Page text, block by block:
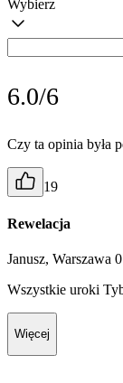
Wybierz
6.0/6
Czy ta opinia była
19
Rewelacja
Janusz, Warszawa
Wszystkie uroki
Więcej